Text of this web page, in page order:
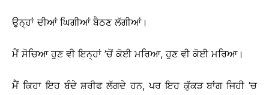
ਉਨ੍ਹਾਂ ਦੀਆਂ ਘਿਗੀਆਂ ਬੈਠਣ ਲੱਗੀਆਂ।
ਮੈਂ ਸੋਚਿਆ ਹੁਣ ਵੀ ਇਨ੍ਹਾਂ ’ਚੋਂ ਕੋਈ ਮਰਿਆ, ਹੁਣ ਵੀ ਕੋਈ ਮਰਿਆ।
ਮੈਂ ਕਿਹਾ ਇਹ ਬੰਦੇ ਸ਼ਰੀਫ ਲੱਗਦੇ ਹਨ, ਪਰ ਇਹ ਕੁੱਕੜ ਬਾਂਗ ਜਿਹੀ ’ਚ